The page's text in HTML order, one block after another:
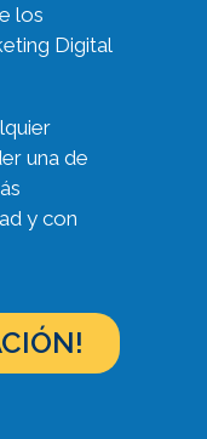
los
Digital
una de
y con